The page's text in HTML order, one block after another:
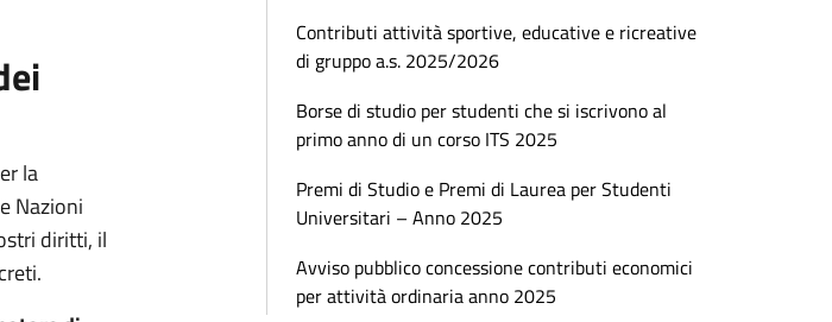
la
Nazioni
diritti, il
Contributi attività sportive, educative e ricreative
di gruppo a.s. 2025/2026
Borse di studio per studenti che si iscrivono al
primo anno di un corso ITS 2025
Premi di Studio e Premi di Laurea per Studenti
Universitari – Anno 2025
Avviso pubblico concessione contributi economici
per attività ordinaria anno 2025